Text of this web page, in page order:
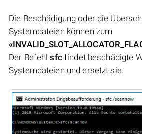
Die Beschädigung oder die
Systemdateien können zum
Der Befehlsfcfindet beschädigte
Systemdateien und ersetzt sie.